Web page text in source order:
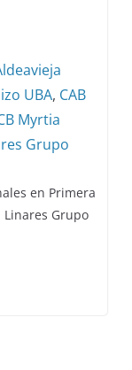
UBA, CAB
Myrtia
Grupo
en Primera
Linares Grupo